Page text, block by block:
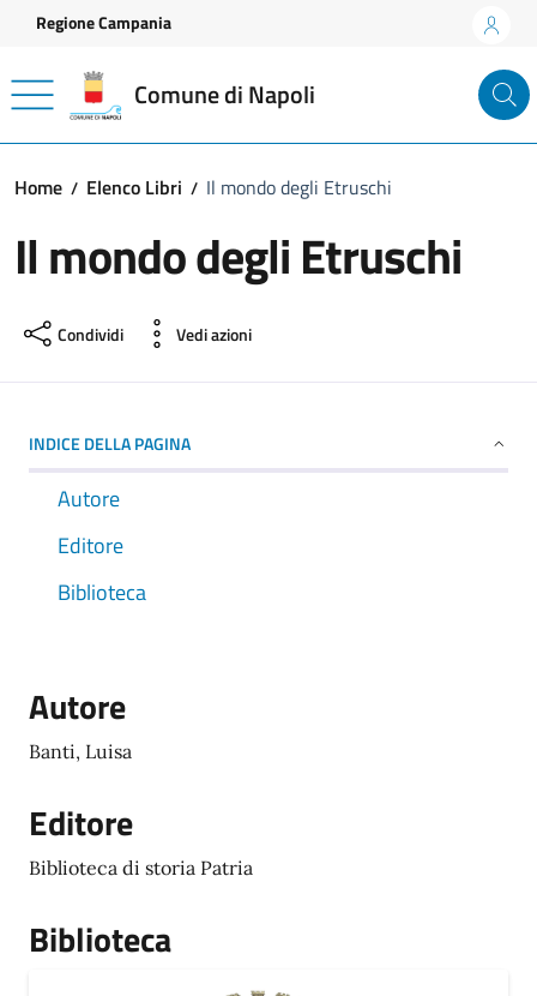
Vai ai contenuti
Vai al footer
Regione Campania
Comune di Napoli
Home Elenco Libri Il mondo degli Etruschi
Il mondo degli Etruschi
Condividi Vedi azioni
INDICE DELLA PAGINA
Autore
Editore
Biblioteca
Autore
Banti, Luisa
Editore
Biblioteca di storia Patria
Biblioteca